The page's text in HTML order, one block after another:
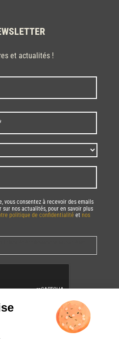
et actualités !
Nom
vous consentez à recevoir des emails
nos actualités, pour en savoir plus
politique de confidentialité et nos